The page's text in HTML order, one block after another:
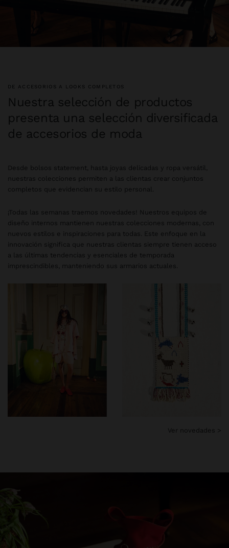
DE ACCESORIOS A LOOKS COMPLETOS
Nuestra selección de productos
presenta una selección diversificada
de accesorios de moda
Desde bolsos statement, hasta joyas delicadas y ropa versátil,
nuestras colecciones permiten a las clientas crear conjuntos
completos que evidencian su estilo personal.
¡Todas las semanas traemos novedades! Nuestros equipos de
diseño internos mantienen nuestras colecciones modernas, con
nuevos estilos e inspiraciones para todas. Este enfoque en la
innovación significa que nuestras clientas siempre tienen acceso
a las últimas tendencias y esenciales de temporada
imprescindibles, manteniendo sus armarios actuales.
Ver novedades >